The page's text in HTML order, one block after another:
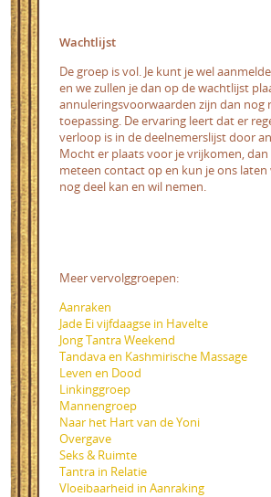
Wachtlijst
De groep is vol. Je kunt je wel
en we zullen je dan op de wachtlijst
annuleringsvoorwaarden zijn dan nog
toepassing. De ervaring leert dat er
verloop is in de deelnemerslijst door
Mocht er plaats voor je vrijkomen,
meteen contact op en kun je ons laten
nog deel kan en wil nemen.
Meer vervolggroepen:
Aanraken
Jade Ei vijfdaagse in Havelte
Jong Tantra Weekend
Tandava en Kashmirische Massage
Leven en Dood
Linkinggroep
Mannengroep
Naar het Hart van de Yoni
Overgave
Seks & Ruimte
Tantra in Relatie
Vloeibaarheid in Aanraking